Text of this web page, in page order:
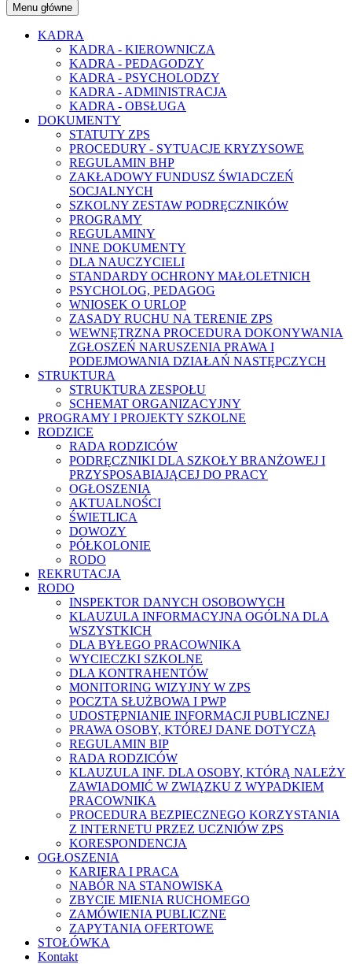
Menu główne
KADRA
KADRA - KIEROWNICZA
KADRA - PEDAGODZY
KADRA - PSYCHOLODZY
KADRA - ADMINISTRACJA
KADRA - OBSŁUGA
DOKUMENTY
STATUTY ZPS
PROCEDURY - SYTUACJE KRYZYSOWE
REGULAMIN BHP
ZAKŁADOWY FUNDUSZ ŚWIADCZEŃ
SOCJALNYCH
SZKOLNY ZESTAW PODRĘCZNIKÓW
PROGRAMY
REGULAMINY
INNE DOKUMENTY
DLA NAUCZYCIELI
STANDARDY OCHRONY MAŁOLETNICH
PSYCHOLOG, PEDAGOG
WNIOSEK O URLOP
ZASADY RUCHU NA TERENIE ZPS
WEWNĘTRZNA PROCEDURA DOKONYWANIA
ZGŁOSZEŃ NARUSZENIA PRAWA I
PODEJMOWANIA DZIAŁAŃ NASTĘPCZYCH
STRUKTURA
STRUKTURA ZESPOŁU
SCHEMAT ORGANIZACYJNY
PROGRAMY I PROJEKTY SZKOLNE
RODZICE
RADA RODZICÓW
PODRĘCZNIKI DLA SZKOŁY BRANŻOWEJ I
PRZYSPOSABIAJĄCEJ DO PRACY
OGŁOSZENIA
AKTUALNOŚCI
ŚWIETLICA
DOWOZY
PÓŁKOLONIE
RODO
REKRUTACJA
RODO
INSPEKTOR DANYCH OSOBOWYCH
KLAUZULA INFORMACYJNA OGÓLNA DLA
WSZYSTKICH
DLA BYŁEGO PRACOWNIKA
WYCIECZKI SZKOLNE
DLA KONTRAHENTÓW
MONITORING WIZYJNY W ZPS
POCZTA SŁUŻBOWA I PWP
UDOSTĘPNIANIE INFORMACJI PUBLICZNEJ
PRAWA OSOBY, KTÓREJ DANE DOTYCZĄ
REGULAMIN BIP
RADA RODZICÓW
KLAUZULA INF. DLA OSOBY, KTÓRĄ NALEŻY
ZAWIADOMIĆ W ZWIĄZKU Z WYPADKIEM
PRACOWNIKA
PROCEDURA BEZPIECZNEGO KORZYSTANIA
Z INTERNETU PRZEZ UCZNIÓW ZPS
KORESPONDENCJA
OGŁOSZENIA
KARIERA I PRACA
NABÓR NA STANOWISKA
ZBYCIE MIENIA RUCHOMEGO
ZAMÓWIENIA PUBLICZNE
ZAPYTANIA OFERTOWE
STOŁÓWKA
Kontakt